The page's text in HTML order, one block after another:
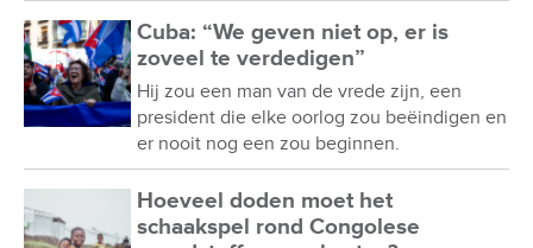
Cuba: “We geven niet op, er is
zoveel te verdedigen”
Hij zou een man van de vrede zijn, een
president die elke oorlog zou beëindigen en
er nooit nog een zou beginnen.
Hoeveel doden moet het
schaakspel rond Congolese